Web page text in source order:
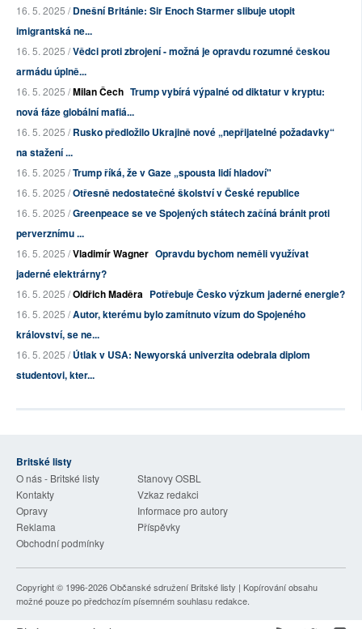
16. 5. 2025 /Dnešní Británie: Sir Enoch Starmer slibuje utopit
imigrantská ne...
16. 5. 2025 /Vědci proti zbrojení - možná je opravdu rozumné českou
armádu úplně...
16. 5. 2025 /Milan Čech Trump vybírá výpalné od diktatur v kryptu:
nová fáze globální mafiá...
16. 5. 2025 /Rusko předložilo Ukrajině nové „nepřijatelné požadavky“
na stažení ...
16. 5. 2025 /Trump říká, že v Gaze „spousta lidí hladoví"
16. 5. 2025 /Otřesně nedostatečné školství v České republice
16. 5. 2025 /Greenpeace se ve Spojených státech začíná bránit proti
perverznímu ...
16. 5. 2025 /Vladimír Wagner Opravdu bychom neměli využívat
jaderné elektrárny?
16. 5. 2025 /Oldřich Maděra Potřebuje Česko výzkum jaderné energie?
16. 5. 2025 /Autor, kterému bylo zamítnuto vízum do Spojeného
království, se ne...
16. 5. 2025 /Útlak v USA: Newyorská univerzita odebrala diplom
studentovi, kter...
Britské listy
O nás - Britské listy
Stanovy OSBL
Kontakty
Vzkaz redakci
Opravy
Informace pro autory
Reklama
Příspěvky
Obchodní podmínky
Copyright © 1996-2026Občanské sdružení Britské listy | Kopírování obsahu
možné pouze po předchozím písemném souhlasu redakce.